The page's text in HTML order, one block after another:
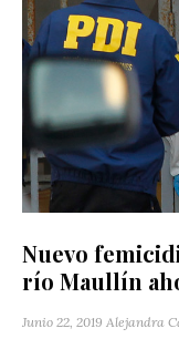
Nuevo
río Maullín
Junio 22, 2019 Alejandra